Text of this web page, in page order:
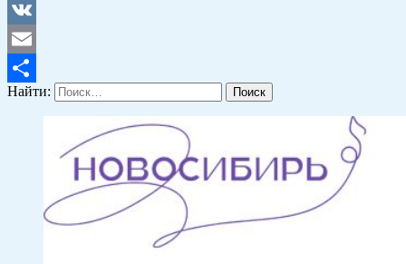
Odnoklassniki
VK
Email
Отправить
Найти: